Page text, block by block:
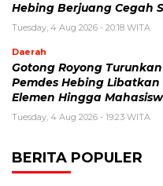
Hebing Berjuang Cegah
Tuesday, 4 Aug 2026 - 20:18 WITA
Daerah
Gotong Royong
Pemdes Hebing
Elemen Hingga
Tuesday, 4 Aug 2026 - 19:23 WITA
BERITA POPULER